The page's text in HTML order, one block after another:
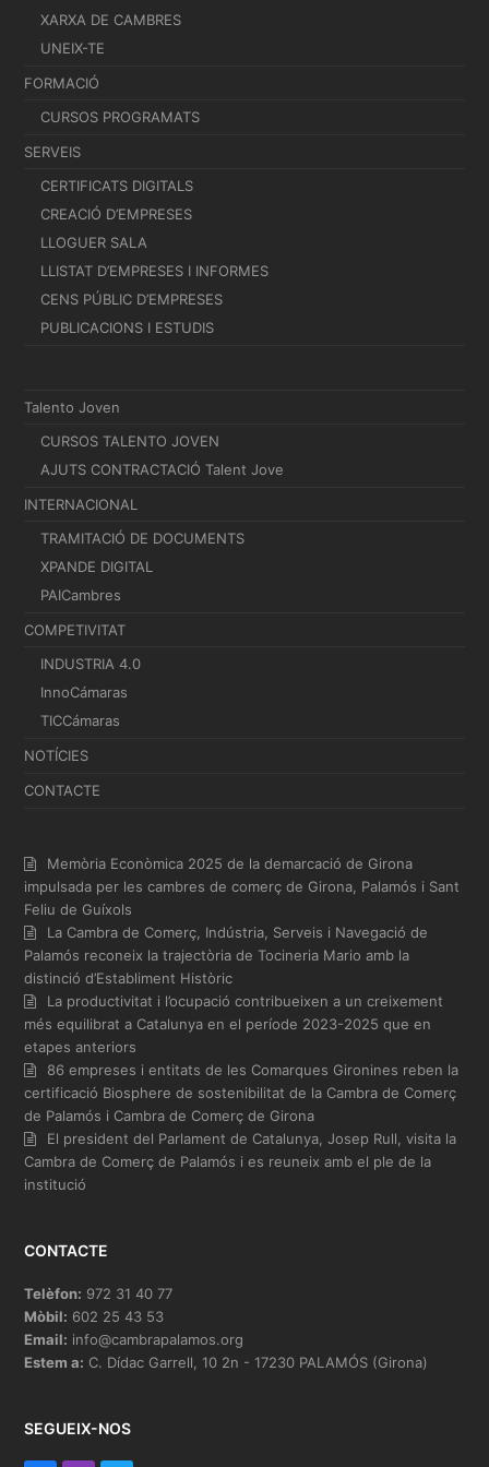
XARXA DE CAMBRES
UNEIX-TE
FORMACIÓ
CURSOS PROGRAMATS
SERVEIS
CERTIFICATS DIGITALS
CREACIÓ D’EMPRESES
LLOGUER SALA
LLISTAT D’EMPRESES I INFORMES
CENS PÚBLIC D’EMPRESES
PUBLICACIONS I ESTUDIS
Talento Joven
CURSOS TALENTO JOVEN
AJUTS CONTRACTACIÓ Talent Jove
INTERNACIONAL
TRAMITACIÓ DE DOCUMENTS
XPANDE DIGITAL
PAICambres
COMPETIVITAT
INDUSTRIA 4.0
InnoCámaras
TICCámaras
NOTÍCIES
CONTACTE
Memòria Econòmica 2025 de la demarcació de Girona
impulsada per les cambres de comerç de Girona, Palamós i Sant
Feliu de Guíxols
La Cambra de Comerç, Indústria, Serveis i Navegació de
Palamós reconeix la trajectòria de Tocineria Mario amb la
distinció d’Establiment Històric
La productivitat i l’ocupació contribueixen a un creixement
més equilibrat a Catalunya en el període 2023-2025 que en
etapes anteriors
86 empreses i entitats de les Comarques Gironines reben la
certificació Biosphere de sostenibilitat de la Cambra de Comerç
de Palamós i Cambra de Comerç de Girona
El president del Parlament de Catalunya, Josep Rull, visita la
Cambra de Comerç de Palamós i es reuneix amb el ple de la
institució
CONTACTE
Telèfon: 972 31 40 77
Mòbil: 602 25 43 53
Email: info@cambrapalamos.org
Estem a: C. Dídac Garrell, 10 2n - 17230 PALAMÓS (Girona)
SEGUEIX-NOS